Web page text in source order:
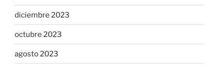
diciembre 2023
octubre 2023
agosto 2023